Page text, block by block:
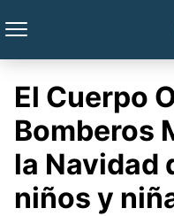
El Cuerpo
Bomberos
la Navidad
niños y